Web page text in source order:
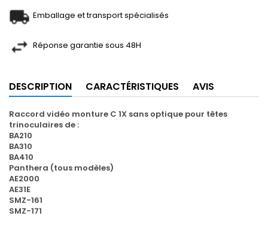
Emballage et transport spécialisés
Réponse garantie sous 48H
DESCRIPTION CARACTÉRISTIQUES AVIS
Raccord vidéo monture C 1X sans optique pour têtes
trinoculaires de :
BA210
BA310
BA410
Panthera (tous modèles)
AE2000
AE31E
SMZ-161
SMZ-171